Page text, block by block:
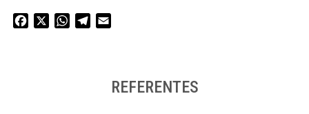
Facebook WhatsAppTelegram
REFERENTES